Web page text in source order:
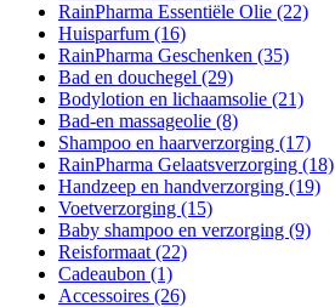
RainPharma Essentiële Olie (22)
Huisparfum (16)
RainPharma Geschenken (35)
Bad en douchegel (29)
Bodylotion en lichaamsolie (21)
Bad-en massageolie (8)
Shampoo en haarverzorging (17)
RainPharma Gelaatsverzorging (18)
Handzeep en handverzorging (19)
Voetverzorging (15)
Baby shampoo en verzorging (9)
Reisformaat (22)
Cadeaubon (1)
Accessoires (26)